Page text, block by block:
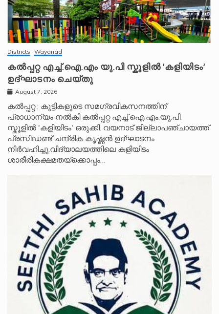
Districts Wayanad
കൽപ്പറ്റ എച്ച്.ഐ.എം യു.പി സ്കൂ‌ളിൽ ‘കളിയിടം’
ഉദ്ഘാടനം ചെയ്തു
August 7, 2026
കൽപ്പറ്റ : കുട്ടികളുടെ സമഗ്രവികസനത്തിന്
പ്രാധാന്യം നൽകി കൽപ്പറ്റ എച്ച്.ഐ.എം.യു.പി.
സ്കൂ‌ളിൽ 'കളിയിടം' ഒരുക്കി. വയനാട് ജില്ലാപഞ്ചായത്ത്
പ്രസിഡണ്ട് ചന്ദ്രിക കൃഷ്ണൻ ഉദ്ഘാടനം
നിർവഹിച്ചു.വിദ്യാലയത്തിലെ കളിയിടം
ശാരീരികക്ഷമതയ്‌ക്കൊപ്പം…